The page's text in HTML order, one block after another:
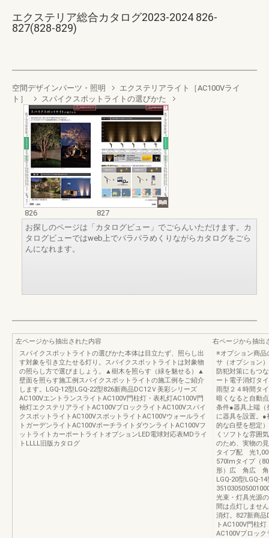
エクステリア総合カタログ2023-2024 826-
827(828-829)
空間デザインパーツ・照明
エクステリアライト［AC100Vライ
ト］
スパイクスポットライトの選びかた
826
827
お探しのページは「カタログビュー」でごらんいただけます。カ
タログビューではweb上でパラパラめくりながらカタログをごら
んになれます。
左ページから抽出された内容
スパイクスポットライトの選びかた本体は目立たず、照らし出
す対象を引き立たせる灯り。スパイクスポットライトは対象物
の照らし方で選びましょう。▲樹木を照らす（緑を魅せる）▲
壁面を照らす施工例スパイクスポットライトの施工例をご紹介
します。LGQ-12型LGQ-22型826新商品DC12Ｖ美彩シリーズ
AC100VエントランスライトAC100V門柱灯・表札灯AC100V門
袖灯エクステリアライトAC100VブロックライトAC100Vスパイ
クスポットライトAC100VスポットライトAC100Vウォールライ
トガーデンライトAC100VポーチライトダウンライトAC100Vフ
ットライトカーポートライトオプションLED電球対応表MDライ
トLLLL旧版カタログ
右ページから抽出
※オプション商品
サ（オプション
防犯対策にもつ
ート電子消灯タ
雨型２４時間タ
暗くなると自動
条件●器具上端
に器具を設置。●
的な白壁を想定
くソフトな雰囲
のため、実物の
タイプ配 光
570lmタイプ（
形）広 角広 角
LGQ-20型LGQ-
光束・灯具光源
間は点灯しませ
消灯。827新商品
トAC100V門柱
AC100Vブロッ